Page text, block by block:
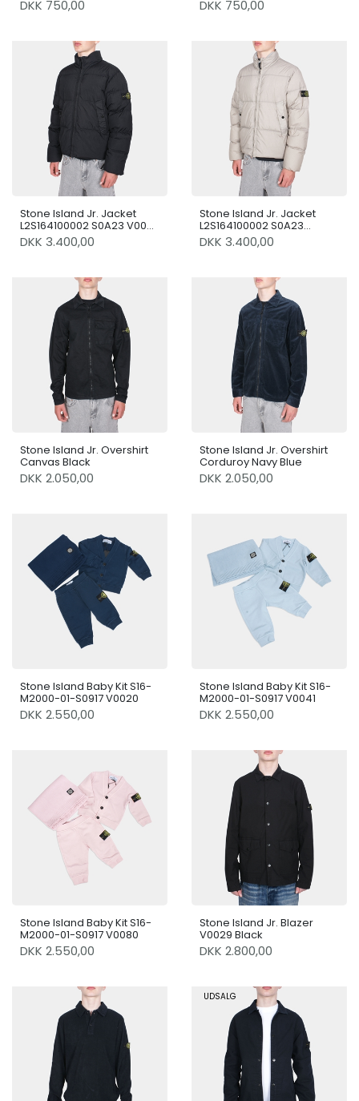
DKK 750,00 DKK 750,00
Stone Island Jr. Jacket
L2S164100002 S0A23 V0029
Black
DKK 3.400,00
Stone Island Jr. Jacket
L2S164100002 S0A23
V0064
DKK 3.400,00
Stone Island Jr. Overshirt
Canvas Black
DKK 2.050,00
Stone Island Jr. Overshirt
Corduroy Navy Blue
DKK 2.050,00
Stone Island Baby Kit S16-
M2000-01-S0917 V0020
DKK 2.550,00
Stone Island Baby Kit S16-
M2000-01-S0917 V0041
DKK 2.550,00
Stone Island Baby Kit S16-
M2000-01-S0917 V0080
DKK 2.550,00
Stone Island Jr. Blazer
V0029 Black
DKK 2.800,00
UDSALG